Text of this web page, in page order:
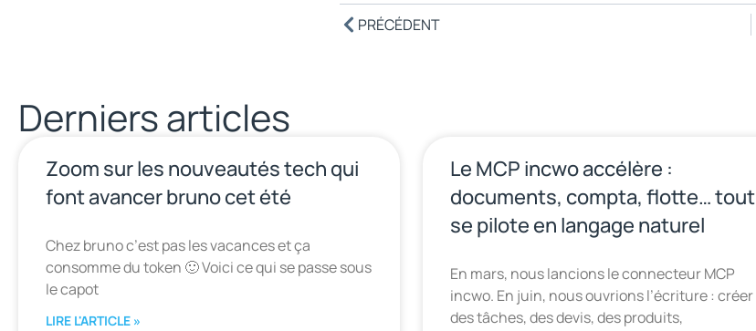
PRÉCÉDENT
Derniers articles
Zoom sur les nouveautés tech qui
font avancer bruno cet été
Chez bruno c’est pas les vacances et ça
consomme du token 🙂 Voici ce qui se passe sous
le capot
LIRE L'ARTICLE »
Le MCP incwo accélère :
documents, compta, flotte… tout
se pilote en langage naturel
En mars, nous lancions le connecteur MCP
incwo. En juin, nous ouvrions l’écriture : créer
des tâches, des devis, des produits,